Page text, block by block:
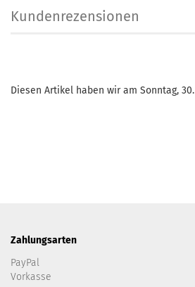
Kundenrezensionen
Diesen Artikel haben wir am Sonntag,
Zahlungsarten
PayPal
Vorkasse